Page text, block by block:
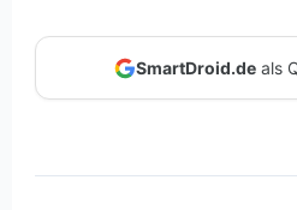
SmartDroid.deals